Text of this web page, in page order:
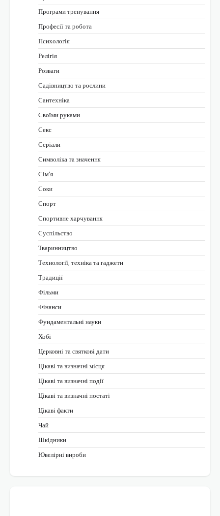
Програми тренування
Професії та робота
Психологія
Релігія
Розваги
Садівництво та рослини
Сантехніка
Своїми руками
Секс
Серіали
Символіка та значення
Сім’я
Соки
Спорт
Спортивне харчування
Суспільство
Тваринництво
Технології, техніка та гаджети
Традиції
Фільми
Фінанси
Фундаментальні науки
Хобі
Церковні та святкові дати
Цікаві та визначні місця
Цікаві та визначні події
Цікаві та визначні постаті
Цікаві факти
Чай
Шкідники
Ювелірні вироби